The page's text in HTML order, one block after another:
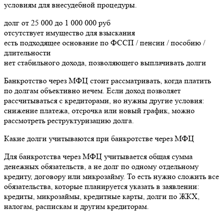
условиям для внесудебной процедуры.
долг от 25 000 до 1 000 000 руб
отсутствует имущество для взыскания
есть подходящее основание по ФССП / пенсии / пособию /
длительности
нет стабильного дохода, позволяющего выплачивать долги
Банкротство через МФЦ стоит рассматривать, когда платить
по долгам объективно нечем. Если доход позволяет
рассчитываться с кредиторами, но нужны другие условия:
снижение платежа, отсрочка или новый график, можно
рассмотреть реструктуризацию долга.
Какие долги учитываются при банкротстве через МФЦ
Для банкротства через МФЦ учитывается общая сумма
денежных обязательств, а не долг по одному отдельному
кредиту, договору или микрозайму. То есть нужно сложить все
обязательства, которые планируется указать в заявлении:
кредиты, микрозаймы, кредитные карты, долги по ЖКХ,
налогам, распискам и другим кредиторам.